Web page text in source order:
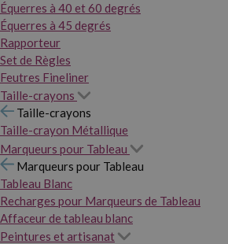
Équerres à 40 et 60 degrés
Équerres à 45 degrés
Rapporteur
Set de Règles
Feutres Fineliner
Taille-crayons
Taille-crayons
Taille-crayon Métallique
Marqueurs pour Tableau
Marqueurs pour Tableau
Tableau Blanc
Recharges pour Marqueurs de Tableau
Affaceur de tableau blanc
Peintures et artisanat